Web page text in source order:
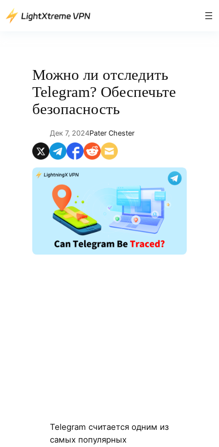
Перейти
Можно ли отследить
Telegram? Обеспечьте
безопасность
Дек 7, 2024Pater Chester
Telegram считается одним из
самых популярных